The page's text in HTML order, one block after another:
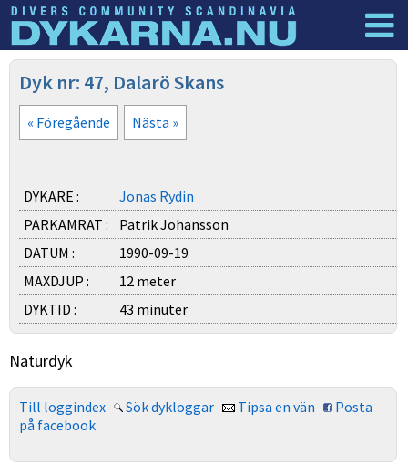
Dyknyheter
Dyk nr: 47, Dalarö Skans
« Föregående Nästa »
DYKARE :
Jonas Rydin
PARKAMRAT :
Patrik Johansson
DATUM :
1990-09-19
MAXDJUP :
12 meter
DYKTID :
43 minuter
Naturdyk
Till loggindex Sök dykloggar Tipsa en vän
Posta
på facebook